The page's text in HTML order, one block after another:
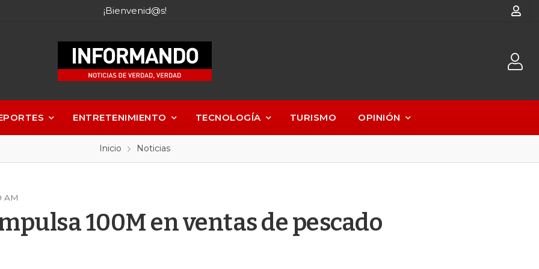
¡Bienvenid@s!
ENTRETENIMIENTO TECNOLOGÍA TURISMO OPINIÓN
Inicio Noticias
AM
100M en ventas de pescado